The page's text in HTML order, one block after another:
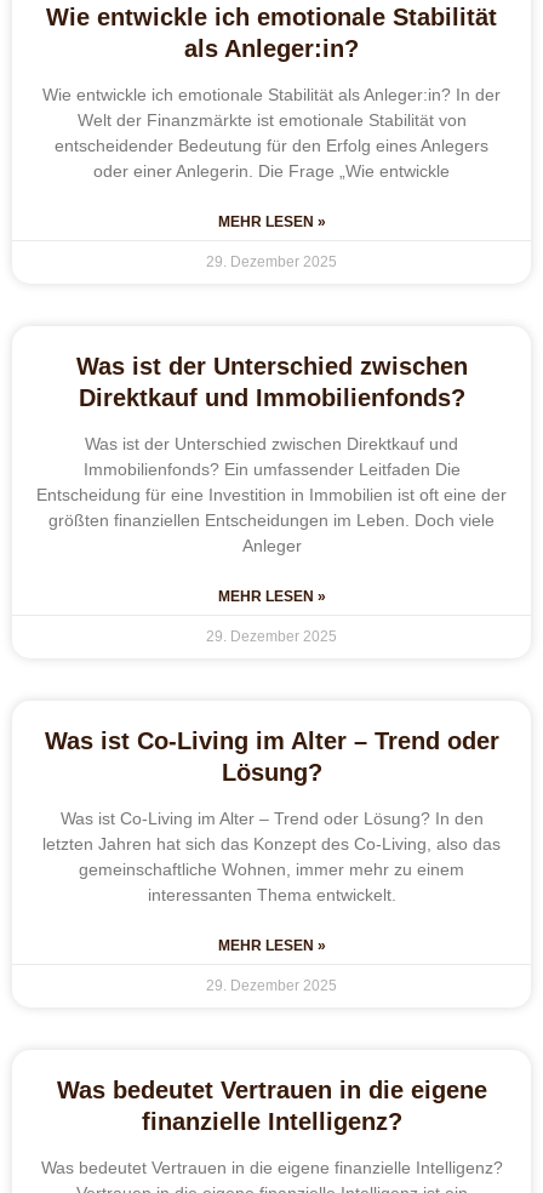
Wie entwickle ich emotionale Stabilität
als Anleger:in?
Wie entwickle ich emotionale Stabilität als Anleger:in? In der
Welt der Finanzmärkte ist emotionale Stabilität von
entscheidender Bedeutung für den Erfolg eines Anlegers
oder einer Anlegerin. Die Frage „Wie entwickle
MEHR LESEN »
29. Dezember 2025
Was ist der Unterschied zwischen
Direktkauf und Immobilienfonds?
Was ist der Unterschied zwischen Direktkauf und
Immobilienfonds? Ein umfassender Leitfaden Die
Entscheidung für eine Investition in Immobilien ist oft eine der
größten finanziellen Entscheidungen im Leben. Doch viele
Anleger
MEHR LESEN »
29. Dezember 2025
Was ist Co-Living im Alter – Trend oder
Lösung?
Was ist Co-Living im Alter – Trend oder Lösung? In den
letzten Jahren hat sich das Konzept des Co-Living, also das
gemeinschaftliche Wohnen, immer mehr zu einem
interessanten Thema entwickelt.
MEHR LESEN »
29. Dezember 2025
Was bedeutet Vertrauen in die eigene
finanzielle Intelligenz?
Was bedeutet Vertrauen in die eigene finanzielle Intelligenz?